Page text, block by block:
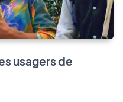
usagers de